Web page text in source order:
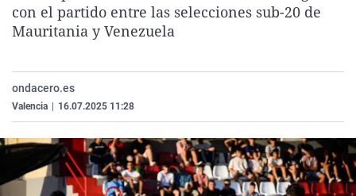
La rosa de los vientos
Como el perro y el
Caso
Equipo de
Extremadura
La Rioja
País Vasco
Virales
Elecciones
con el partido entre las selecciones sub-20 de
Mauritania y Venezuela
ondacero.es
Valencia 16.07.2025 11:28